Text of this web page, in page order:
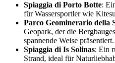
Spiaggia di Porto Botte:
für Wassersportler wie
Parco Geominerario della
Geopark, der die
spannende Weise präsentiert.
Spiaggia di Is Solinas: Ein
Strand, ideal für